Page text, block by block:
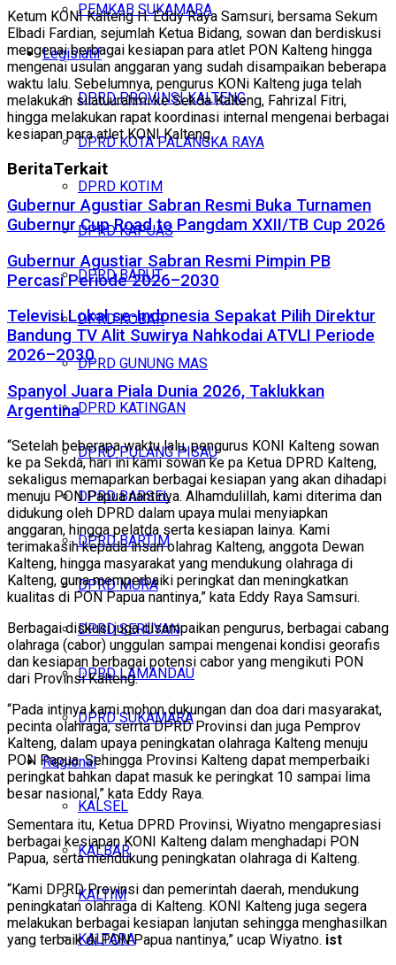
PEMKAB SUKAMARA
Legislatif
DPRD PROVINSI KALTENG
DPRD KOTA PALANGKA RAYA
DPRD KOTIM
DPRD KAPUAS
DPRD BARUT
DPRD KOBAR
DPRD GUNUNG MAS
DPRD KATINGAN
DPRD PULANG PISAU
DPRD BARSEL
DPRD BARTIM
DPRD MURA
DPRD SERUYAN
DPRD LAMANDAU
DPRD SUKAMARA
Regional
KALSEL
KALBAR
KALTIM
KALTARA
Ketum KONI Kalteng H. Eddy Raya Samsuri, bersama Sekum
Elbadi Fardian, sejumlah Ketua Bidang, sowan dan berdiskusi
mengenai berbagai kesiapan para atlet PON Kalteng hingga
mengenai usulan anggaran yang sudah disampaikan beberapa
waktu lalu. Sebelumnya, pengurus KONi Kalteng juga telah
melakukan silatuurahmi ke Sekda Kalteng, Fahrizal Fitri,
hingga melakukan rapat koordinasi internal mengenai berbagai
kesiapan para atlet KONI Kalteng.
BeritaTerkait
Gubernur Agustiar Sabran Resmi Buka Turnamen
Gubernur Cup Road to Pangdam XXII/TB Cup 2026
Gubernur Agustiar Sabran Resmi Pimpin PB
Percasi Periode 2026–2030
Televisi Lokal se-Indonesia Sepakat Pilih Direktur
Bandung TV Alit Suwirya Nahkodai ATVLI Periode
2026–2030
Spanyol Juara Piala Dunia 2026, Taklukkan
Argentina
“Setelah beberapa waktu lalu, pengurus KONI Kalteng sowan
ke pa Sekda, hari ini kami sowan ke pa Ketua DPRD Kalteng,
sekaligus memaparkan berbagai kesiapan yang akan dihadapi
menuju PON Papua nantinya. Alhamdulillah, kami diterima dan
didukung oleh DPRD dalam upaya mulai menyiapkan
anggaran, hingga pelatda serta kesiapan lainya. Kami
terimakasih kepada insan olahrag Kalteng, anggota Dewan
Kalteng, hingga masyarakat yang mendukung olahraga di
Kalteng, guna memperbaiki peringkat dan meningkatkan
kualitas di PON Papua nantinya,” kata Eddy Raya Samsuri.
Berbagai diskusi juga disampaikan pengurus, berbagai cabang
olahraga (cabor) unggulan sampai mengenai kondisi georafis
dan kesiapan berbagai potensi cabor yang mengikuti PON
dari Provinsi Kalteng.
“Pada intinya kami mohon dukungan dan doa dari masyarakat,
pecinta olahraga, serrta DPRD Provinsi dan juga Pemprov
Kalteng, dalam upaya peningkatan olahraga Kalteng menuju
PON Papua. Sehingga Provinsi Kalteng dapat memperbaiki
peringkat bahkan dapat masuk ke peringkat 10 sampai lima
besar nasional,” kata Eddy Raya.
Sementara itu, Ketua DPRD Provinsi, Wiyatno mengapresiasi
berbagai kesiapan KONI Kalteng dalam menghadapi PON
Papua, serta mendukung peningkatan olahraga di Kalteng.
“Kami DPRD Provinsi dan pemerintah daerah, mendukung
peningkatan olahraga di Kalteng. KONI Kalteng juga segera
melakukan berbagai kesiapan lanjutan sehingga menghasilkan
yang terbaik di PON Papua nantinya,” ucap Wiyatno. ist